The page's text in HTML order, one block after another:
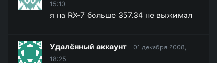
15:10
я на RX-7 больше 357.34 не выжимал
Удалённый аккаунт
01 декабря 2008,
18:25